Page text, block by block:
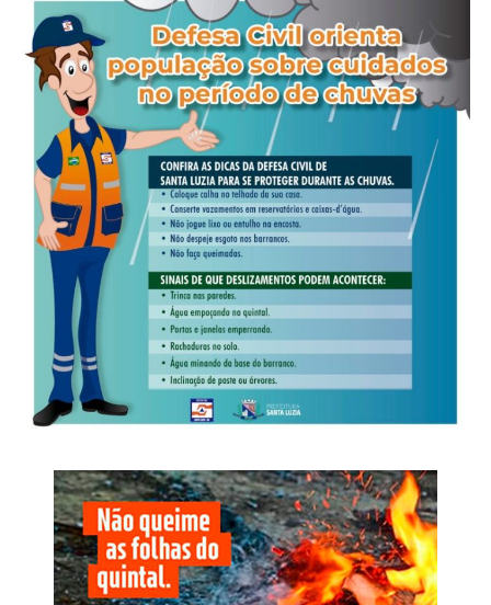
Em uma das planilhas encontradas, havia referência a R$
14.093.000,00 como valor total congelado e a R$
1.231.000,00 como total relacionado ao período
analisado. O montante de R$ 15.324.000,00 serviu de
parâmetro para o pedido de bloqueio financeiro. Os
registros também continham referências a prestações de
contas, movimentação de grandes quantidades de
entorpecentes e distribuição de recursos entre diferentes
núcleos.
A investigação identificou ainda que o mesmo chip
atribuído à liderança foi utilizado em sete aparelhos
celulares diferentes entre setembro de 2025 e março de
2026. A alternância dos terminais indica método de
adaptação destinado a contornar apreensões e controles
comunicações clandestinas.
Nome da Operação
O nome Replay faz referência à repetição das condutas e
à capacidade de reorganização identificada após as
Veja Mais:
Polícia Civil prende traficante e fecha
boca de fumo em Paranaíta
Diante dos elementos colhidos, que reforçam os indícios
da prática de lavagem de capitais, foi determinada a
suspensão das atividades econômicas e financeiras da
empresa, a lacração do estabelecimento e a apreensão
das máquinas de bingo, da máquina de urso e de outros
equipamentos utilizados na exploração de jogos de azar.
Investigação
O inquérito instaurado pela Derf de Rondonópolis teve
início após a apreensão de um aparelho celular utilizado
18 de fevereiro de 2025, em uma padaria localizada no
bairro São Sebastião, em Rondonópolis.